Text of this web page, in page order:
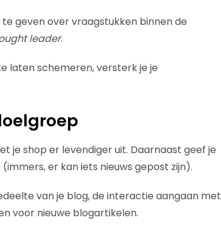
geven over vraagstukken binnen de
leader.
laten schemeren, versterk je je
je shop er levendiger uit. Daarnaast geef je
er kan iets nieuws gepost zijn).
van je blog, de interactie aangaan met
voor nieuwe blogartikelen.